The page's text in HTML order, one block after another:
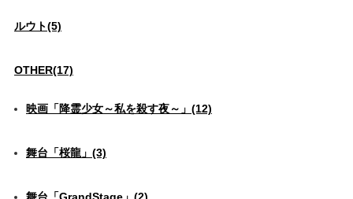
ルウト(5)
OTHER(17)
映画「降霊少女～私を殺す夜～」(12)
舞台「桜龍」(3)